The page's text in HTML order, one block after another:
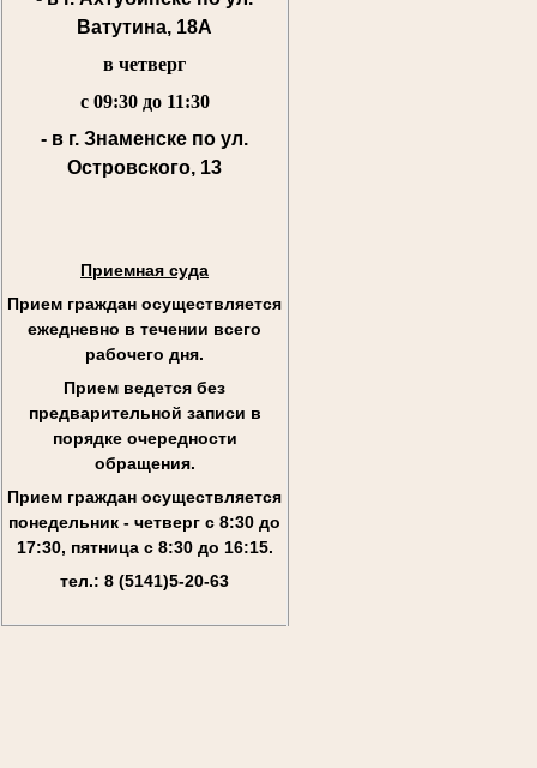
Ватутина, 18А
в четверг
с 09:30 до 11:30
- в г. Знаменске по ул.
Островского, 13
Приемная суда
Прием граждан осуществляется
ежедневно в течении всего
рабочего дня.
Прием ведется без
предварительной записи в
порядке очередности
обращения.
Прием граждан осуществляется
понедельник - четверг с 8:30 до
17:30, пятница с 8:30 до 16:15.
тел.: 8 (5141)5-20-63